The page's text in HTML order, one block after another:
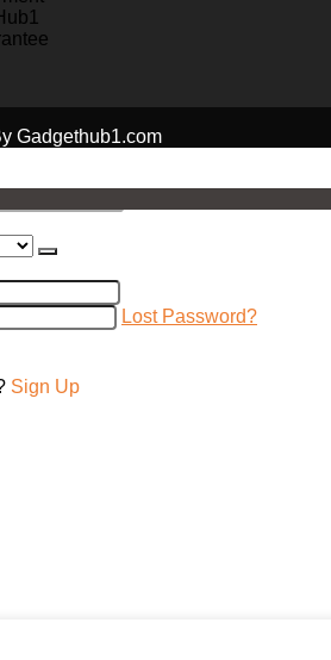
Gadgethub1.com
Lost Password?
Sign Up